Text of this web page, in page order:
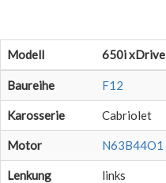
Modell 650i xDrive
Baureihe F12
Karosserie Cabriolet
Motor N63B44O1
Lenkung links